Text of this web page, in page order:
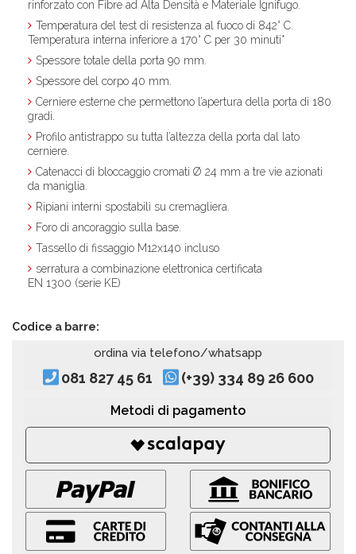
rinforzato con Fibre ad Alta Densità e Materiale Ignifugo.
Temperatura del test di resistenza al fuoco di 842° C.
Temperatura interna inferiore a 170° C per 30 minuti*
Spessore totale della porta 90 mm.
Spessore del corpo 40 mm.
Cerniere esterne che permettono l’apertura della porta di 180
gradi.
Profilo antistrappo su tutta l’altezza della porta dal lato
cerniere.
Catenacci di bloccaggio cromati Ø 24 mm a tre vie azionati
da maniglia.
Ripiani interni spostabili su cremagliera.
Foro di ancoraggio sulla base.
Tassello di fissaggio M12x140 incluso
serratura a combinazione elettronica certificata
EN 1300 (serie KE)
Codice a barre:
ordina via telefono/whatsapp
081 827 45 61 (+39) 334 89 26 600
Metodi di pagamento